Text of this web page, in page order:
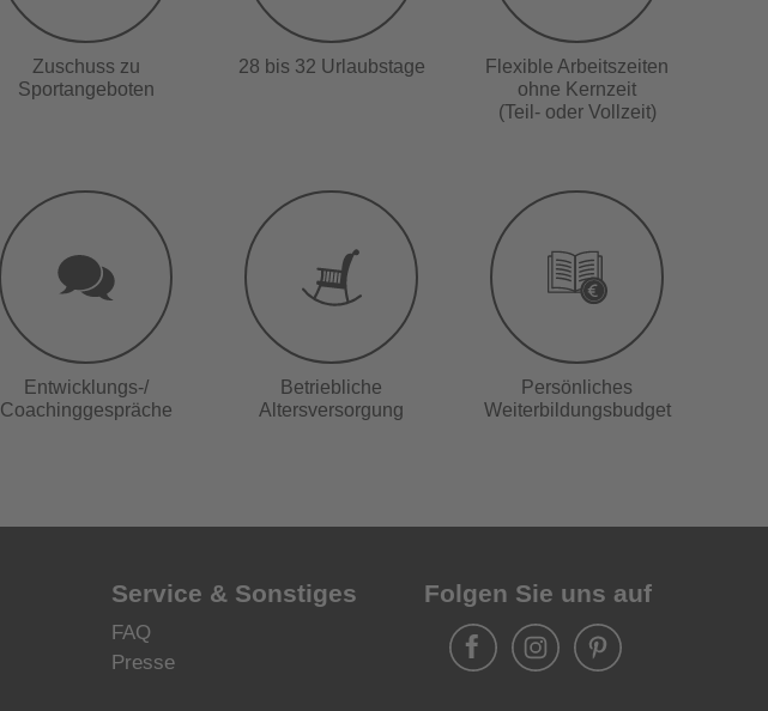
Zuschuss zu
Sportangeboten
28 bis 32 Urlaubstage
Flexible Arbeitszeiten
ohne Kernzeit
(Teil- oder Vollzeit)
Entwicklungs-/
Coachinggespräche
Betriebliche
Altersversorgung
Persönliches
Weiterbildungsbudget
Service & Sonstiges
FAQ
Presse
Folgen Sie uns auf